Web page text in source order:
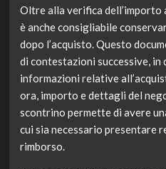
Oltre alla verifica dell’importo
è anche consigliabile
dopo l’acquisto. Questo
di contestazioni successive,
informazioni relative
ora, importo e dettagli del
scontrino permette di avere
cui sia necessario presentare
rimborso.